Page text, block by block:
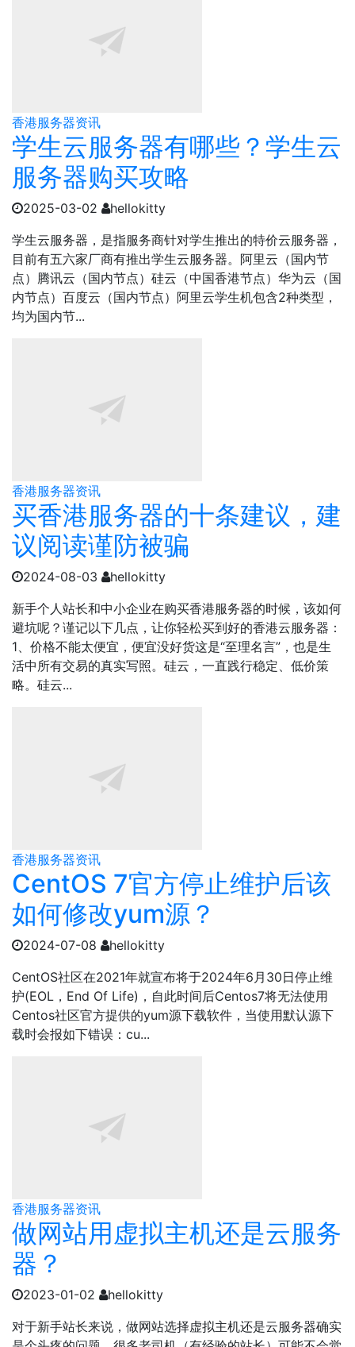
香港服务器资讯
学生云服务器有哪些？学生云
服务器购买攻略
2025-03-02
hellokitty
学生云服务器，是指服务商针对学生推出的特价云服务器，
目前有五六家厂商有推出学生云服务器。阿里云（国内节
点）腾讯云（国内节点）硅云（中国香港节点）华为云（国
内节点）百度云（国内节点）阿里云学生机包含2种类型，
均为国内节...
香港服务器资讯
买香港服务器的十条建议，建
议阅读谨防被骗
2024-08-03
hellokitty
新手个人站长和中小企业在购买香港服务器的时候，该如何
避坑呢？谨记以下几点，让你轻松买到好的香港云服务器：
1、价格不能太便宜，便宜没好货这是“至理名言”，也是生
活中所有交易的真实写照。硅云，一直践行稳定、低价策
略。硅云...
香港服务器资讯
CentOS 7官方停止维护后该
如何修改yum源？
2024-07-08
hellokitty
CentOS社区在2021年就宣布将于2024年6月30日停止维
护(EOL，End Of Life)，自此时间后Centos7将无法使用
Centos社区官方提供的yum源下载软件，当使用默认源下
载时会报如下错误：cu...
香港服务器资讯
做网站用虚拟主机还是云服务
器？
2023-01-02
hellokitty
对于新手站长来说，做网站选择虚拟主机还是云服务器确实